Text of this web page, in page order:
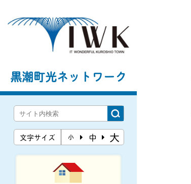
黒潮町光ネットワーク
文字サイズ 小 中 大